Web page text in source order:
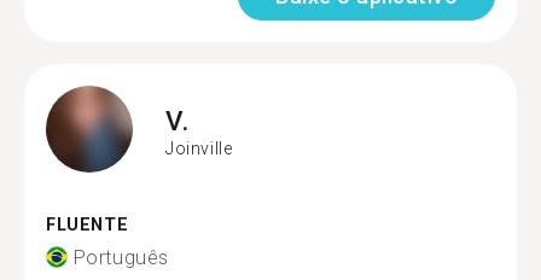
V.
Joinville
FLUENTE
Português